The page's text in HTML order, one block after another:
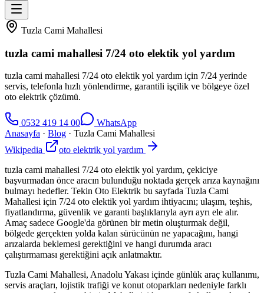
Tuzla Cami Mahallesi
tuzla cami mahallesi 7/24 oto elektik yol yardım
tuzla cami mahallesi 7/24 oto elektik yol yardım için 7/24 yerinde
servis, telefonla hızlı yönlendirme, garantili işçilik ve bölgeye özel
oto elektrik çözümü.
0532 419 14 00
WhatsApp
Anasayfa · Blog · Tuzla Cami Mahallesi
Wikipedia
oto elektrik yol yardım
tuzla cami mahallesi 7/24 oto elektik yol yardım, çekiciye
başvurmadan önce aracın bulunduğu noktada gerçek arıza kaynağını
bulmayı hedefler. Tekin Oto Elektrik bu sayfada Tuzla Cami
Mahallesi için 7/24 oto elektik yol yardım ihtiyacını; ulaşım, teşhis,
fiyatlandırma, güvenlik ve garanti başlıklarıyla ayrı ayrı ele alır.
Amaç sadece Google'da görünen bir metin oluşturmak değil,
bölgede gerçekten yolda kalan sürücünün ne yapacağını, hangi
arızalarda beklemesi gerektiğini ve hangi durumda aracı
çalıştırmaması gerektiğini açık anlatmaktır.
Tuzla Cami Mahallesi, Anadolu Yakası içinde günlük araç kullanımı,
servis araçları, lojistik trafiği ve konut otoparkları nedeniyle farklı